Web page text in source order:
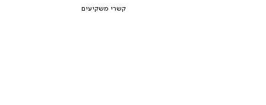
קשרי משקיעים